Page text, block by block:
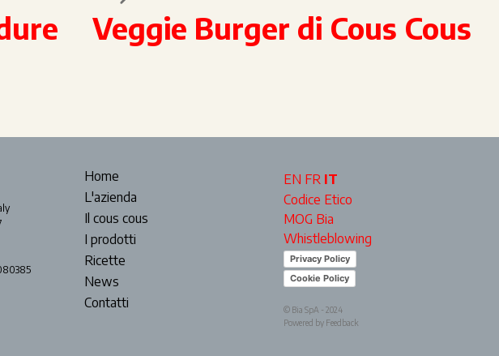
Veggie Burger di Cous Cous
Home
L'azienda
Il cous cous
I prodotti
Ricette
News
Contatti
EN FR IT
Codice Etico
MOG Bia
Whistleblowing
Privacy Policy
Cookie Policy
© Bia SpA - 2024
Powered by Feedback